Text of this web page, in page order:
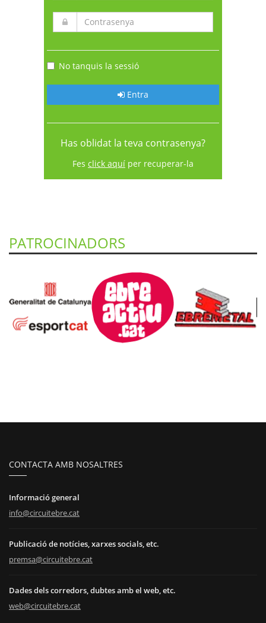
No tanquis la sessió
Entra
Has oblidat la teva contrasenya?
Fes click aquí per recuperar-la
PATROCINADORS
CONTACTA AMB NOSALTRES
Informació general
info@circuitebre.cat
Publicació de notícies, xarxes socials, etc.
premsa@circuitebre.cat
Dades dels corredors, dubtes amb el web, etc.
web@circuitebre.cat